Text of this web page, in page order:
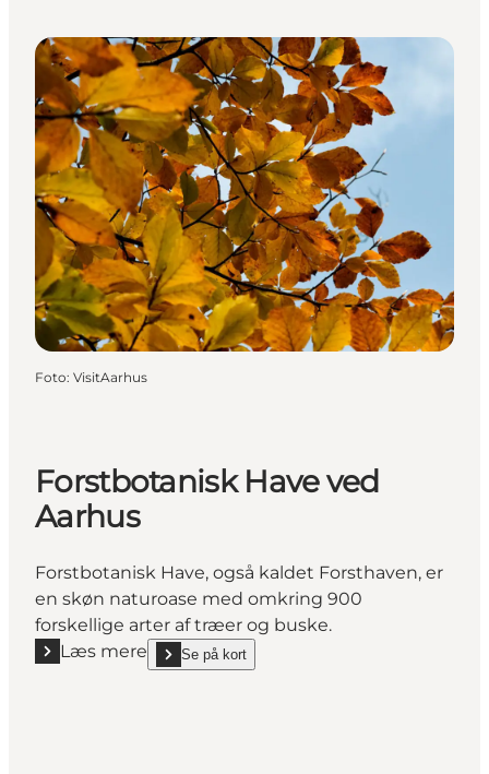
Foto: VisitAarhus
Forstbotanisk Have ved
Aarhus
Forstbotanisk Have, også kaldet Forsthaven, er
en skøn naturoase med omkring 900
forskellige arter af træer og buske.
Læs mere
Læs mere "Forstbotanisk Have ved Aarhus"
Se på kort
show Forstbotanisk Have ved Aarhus on_map